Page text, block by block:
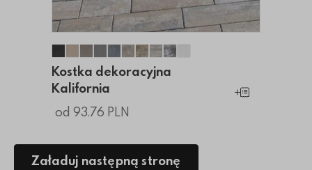
Kostka dekoracyjna Kalifornia
Kostka dekoracyjna Kalifornia
Kostka dekoracyjna Kalifornia
Kostka dekoracyjna Kalifornia
Kostka dekoracyjna Kalifornia
Kostka dekoracyjna Kalifornia
Kostka dekoracyjna Kalifornia
Kostka dekoracyjna
Kostka dekoracyjna
Kostka dekoracyjna
Kalifornia
od 93.76 PLN
Dodaj do
Załaduj następną stronę